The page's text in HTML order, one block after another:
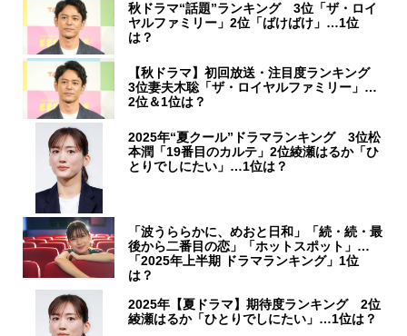
秋ドラマ“話題”ランキング 3位「ザ・ロイ
ヤルファミリー」2位「ばけばけ」…1位
は？
【秋ドラマ】初回放送・注目度ランキング
3位妻夫木聡「ザ・ロイヤルファミリー」…
2位＆1位は？
2025年“夏クール”ドラマランキング 3位松
本潤「19番目のカルテ」2位綾瀬はるか「ひ
とりでしにたい」…1位は？
「波うららかに、めおと日和」「続・続・最
後から二番目の恋」「ホットスポット」…
「2025年上半期 ドラマランキング」1位
は？
2025年【夏ドラマ】期待度ランキング 2位
綾瀬はるか「ひとりでしにたい」…1位は？